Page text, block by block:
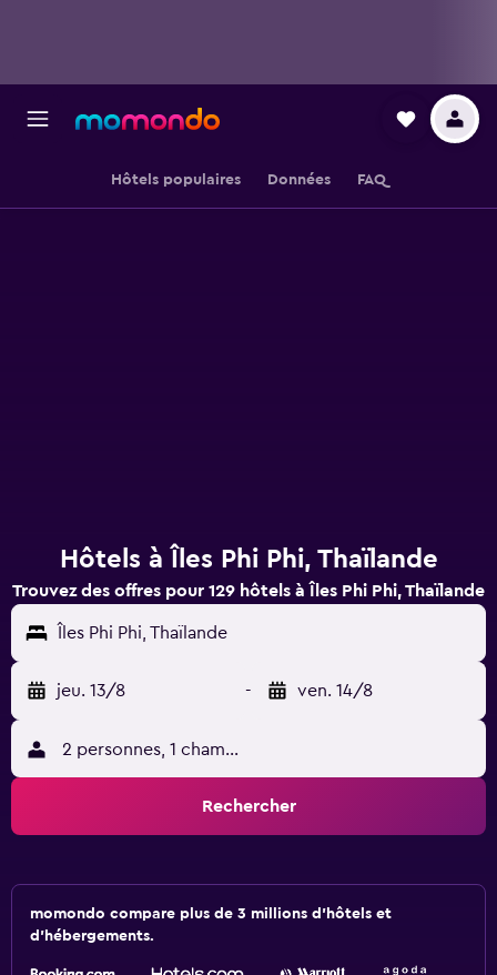
Hôtels populaires Données FAQ
Hôtels à Îles Phi Phi, Thaïlande
Trouvez des offres pour 129 hôtels à Îles Phi Phi, Thaïlande
Îles Phi Phi, Thaïlande
jeu. 13/8 - ven. 14/8
2 personnes, 1 chambre
Rechercher
momondo compare plus de 3 millions d'hôtels et
d'hébergements.